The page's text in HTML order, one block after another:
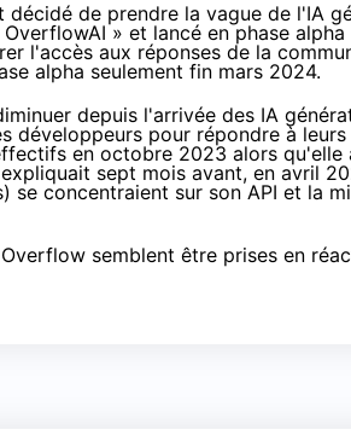
de prendre la vague de l'IA
» et lancé en phase alpha
l'accès aux réponses de la
alpha seulement fin mars 2024.
depuis l'arrivée des IA
développeurs pour répondre à
en octobre 2023 alors
expliquait sept mois avant, en avril
se concentraient sur son API et la
semblent être prises en